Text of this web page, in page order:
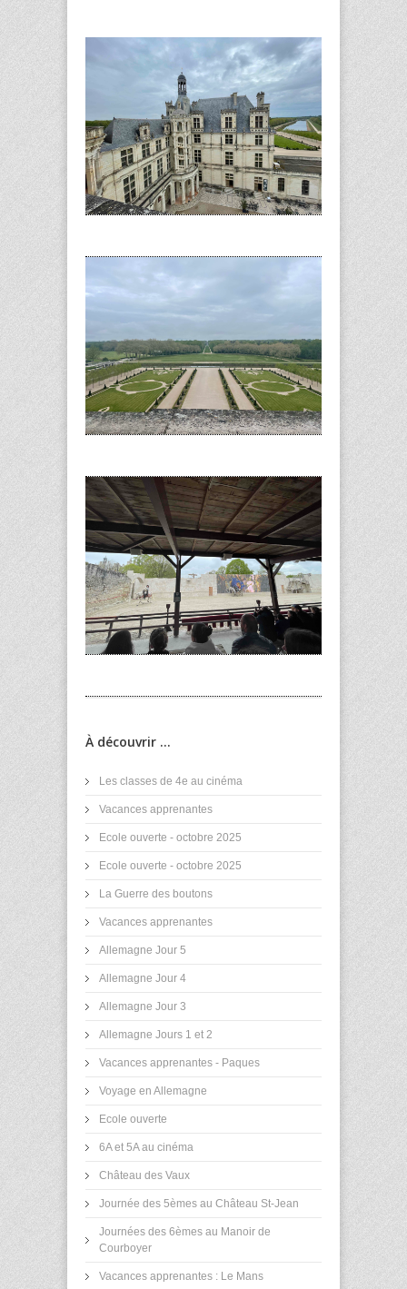
À découvrir ...
Les classes de 4e au cinéma
Vacances apprenantes
Ecole ouverte - octobre 2025
Ecole ouverte - octobre 2025
La Guerre des boutons
Vacances apprenantes
Allemagne Jour 5
Allemagne Jour 4
Allemagne Jour 3
Allemagne Jours 1 et 2
Vacances apprenantes - Paques
Voyage en Allemagne
Ecole ouverte
6A et 5A au cinéma
Château des Vaux
Journée des 5èmes au Château St-Jean
Journées des 6èmes au Manoir de
Courboyer
Vacances apprenantes : Le Mans